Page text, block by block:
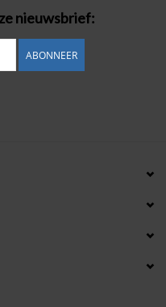
nieuwsbrief:
ABONNEER